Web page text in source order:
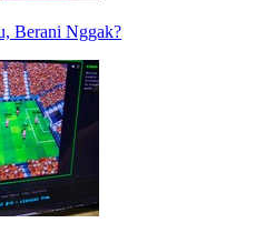
Berani Nggak?